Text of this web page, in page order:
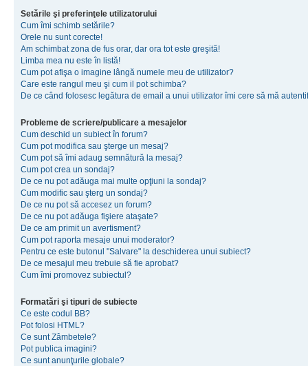
Setările şi preferinţele utilizatorului
Cum îmi schimb setările?
Orele nu sunt corecte!
Am schimbat zona de fus orar, dar ora tot este greşită!
Limba mea nu este în listă!
Cum pot afişa o imagine lângă numele meu de utilizator?
Care este rangul meu şi cum il pot schimba?
De ce când folosesc legătura de email a unui utilizator îmi cere să mă
Probleme de scriere/publicare a mesajelor
Cum deschid un subiect în forum?
Cum pot modifica sau şterge un mesaj?
Cum pot să îmi adaug semnătură la mesaj?
Cum pot crea un sondaj?
De ce nu pot adăuga mai multe opţiuni la sondaj?
Cum modific sau şterg un sondaj?
De ce nu pot să accesez un forum?
De ce nu pot adăuga fişiere ataşate?
De ce am primit un avertisment?
Cum pot raporta mesaje unui moderator?
Pentru ce este butonul "Salvare" la deschiderea unui subiect?
De ce mesajul meu trebuie să fie aprobat?
Cum îmi promovez subiectul?
Formatări şi tipuri de subiecte
Ce este codul BB?
Pot folosi HTML?
Ce sunt Zâmbetele?
Pot publica imagini?
Ce sunt anunţurile globale?